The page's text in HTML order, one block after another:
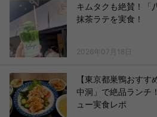
キムタクも絶賛！「
抹茶ラテを実食！
2026年07月18日
【東京都巣鴨おす
中洞」で絶品ランチ
ュー実食レポ